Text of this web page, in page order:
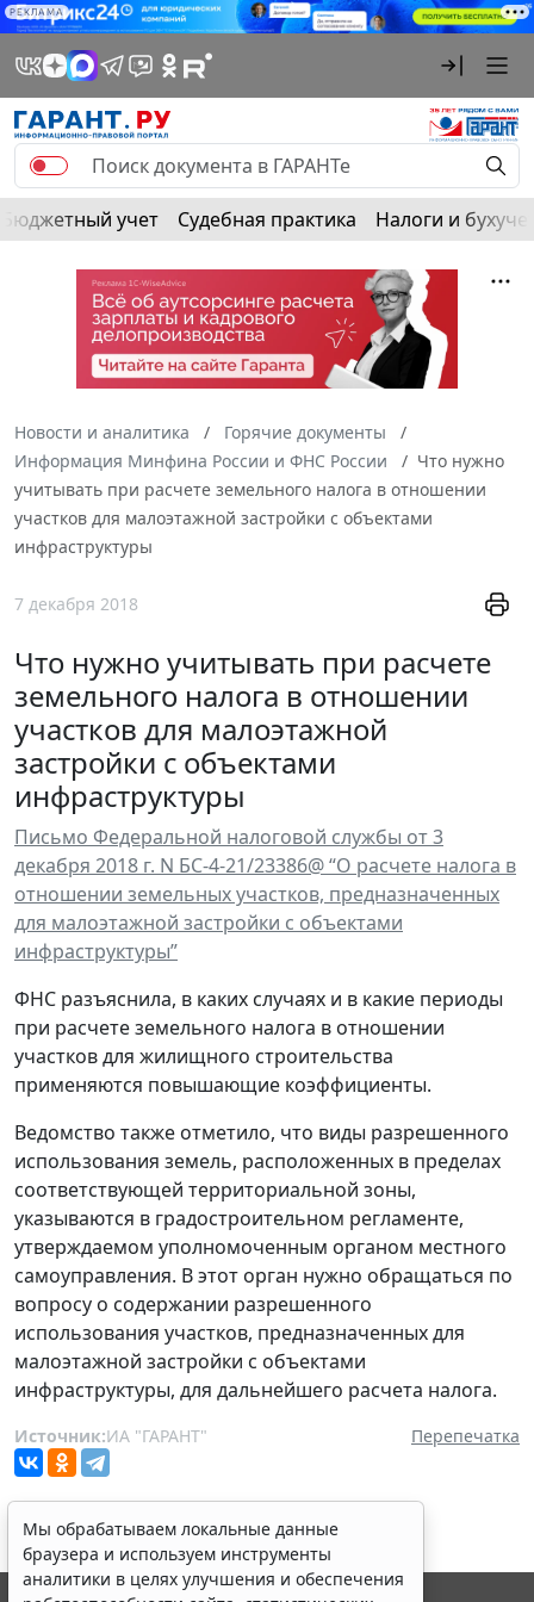
РЕКЛАМА
Бюджетный учет Судебная практика Налоги и
Новости и аналитика
Горячие документы
Информация Минфина России и ФНС России
Что нужно
учитывать при расчете земельного налога в отношении
участков для малоэтажной застройки с объектами
инфраструктуры
7 декабря 2018
Что нужно учитывать при расчете
земельного налога в отношении
участков для малоэтажной
застройки с объектами
инфраструктуры
Письмо Федеральной налоговой службы от 3
декабря 2018 г. N БС-4-21/23386@ “О расчете налога в
отношении земельных участков, предназначенных
для малоэтажной застройки с объектами
инфраструктуры”
ФНС разъяснила, в каких случаях и в какие периоды
при расчете земельного налога в отношении
участков для жилищного строительства
применяются повышающие коэффициенты.
Ведомство также отметило, что виды разрешенного
использования земель, расположенных в пределах
соответствующей территориальной зоны,
указываются в градостроительном регламенте,
утверждаемом уполномоченным органом местного
самоуправления. В этот орган нужно обращаться по
вопросу о содержании разрешенного
использования участков, предназначенных для
малоэтажной застройки с объектами
инфраструктуры, для дальнейшего расчета налога.
Источник:ИА "ГАРАНТ" Перепечатка
Мы обрабатываем локальные данные
браузера и используем инструменты
аналитики в целях улучшения и обеспечения